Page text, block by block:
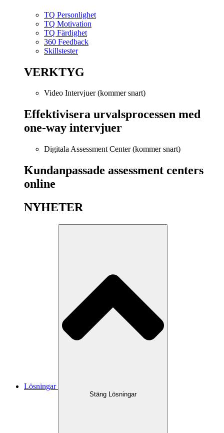
TQ Personlighet
TQ Motivation
TQ Färdighet
360 Feedback
Skillstester
VERKTYG
Video Intervjuer (kommer snart)
Effektivisera urvalsprocessen med
one-way intervjuer
Digitala Assessment Center (kommer snart)
Kundanpassade assessment centers
online
NYHETER
Lösningar
Stäng Lösningar